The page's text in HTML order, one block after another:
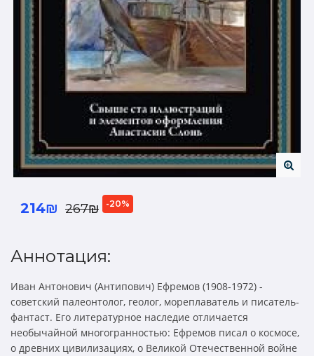
214₪ 267₪ -20%
Аннотация:
Иван Антонович (Антипович) Ефремов (1908-1972) -
советский палеонтолог, геолог, мореплаватель и писатель-
фантаст. Его литературное наследие отличается
необычайной многогранностью: Ефремов писал о космосе,
о древних цивилизациях, о Великой Отечественной войне